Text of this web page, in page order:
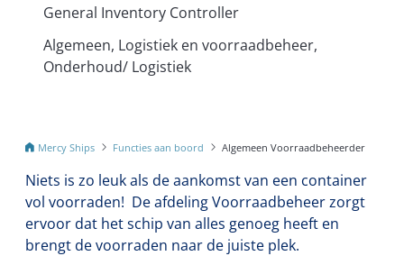
General Inventory Controller
Algemeen, Logistiek en voorraadbeheer,
Onderhoud/ Logistiek
Mercy Ships Functies aan boord Algemeen Voorraadbeheerder
Niets is zo leuk als de aankomst van een container
vol voorraden! De afdeling Voorraadbeheer zorgt
ervoor dat het schip van alles genoeg heeft en
brengt de voorraden naar de juiste plek.